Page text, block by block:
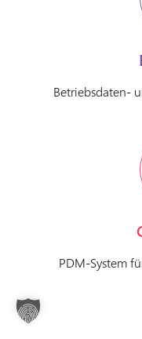
Betriebsdaten-
PDM-System